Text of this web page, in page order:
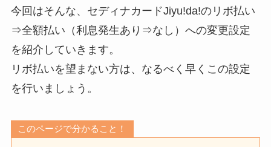
今回はそんな、セディナカードJiyu!da!のリボ払い
⇒全額払い（利息発生あり⇒なし）への変更設定
を紹介していきます。
リボ払いを望まない方は、なるべく早くこの設定
を行いましょう。
このページで分かること！